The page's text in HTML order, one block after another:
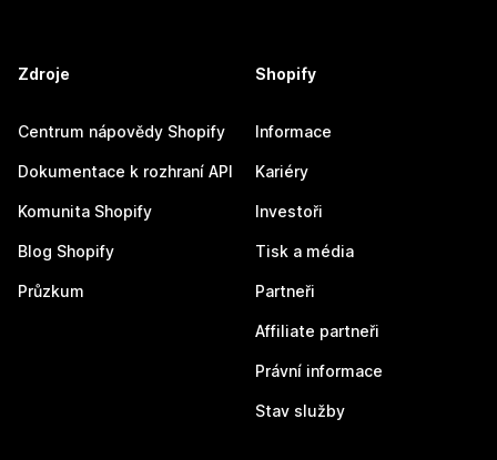
Zdroje
Centrum nápovědy Shopify
Dokumentace k rozhraní API
Komunita Shopify
Blog Shopify
Průzkum
Shopify
Informace
Kariéry
Investoři
Tisk a média
Partneři
Affiliate partneři
Právní informace
Stav služby